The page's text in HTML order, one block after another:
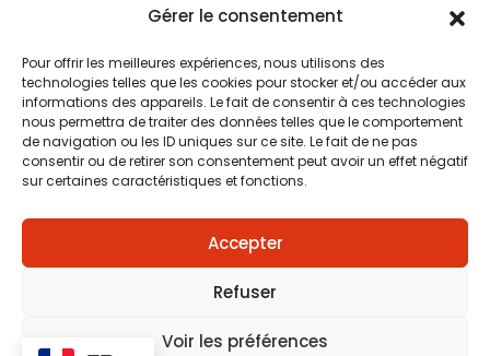
Gérer le consentement
Pour offrir les meilleures expériences, nous utilisons des
technologies telles que les cookies pour stocker et/ou accéder aux
informations des appareils. Le fait de consentir à ces technologies
nous permettra de traiter des données telles que le comportement
de navigation ou les ID uniques sur ce site. Le fait de ne pas
consentir ou de retirer son consentement peut avoir un effet négatif
sur certaines caractéristiques et fonctions.
Accepter
Refuser
Voir les préférences
Une question ?
contact@sud-eden.com
Suivez-nous sur les réseaux sociaux !
l’agence CLUB 103